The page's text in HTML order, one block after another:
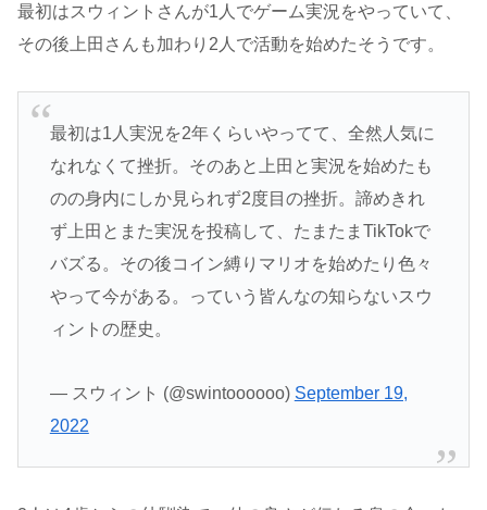
最初はスウィントさんが1人でゲーム実況をやっていて、
その後上田さんも加わり2人で活動を始めたそうです。
最初は1人実況を2年くらいやってて、全然人気に
なれなくて挫折。そのあと上田と実況を始めたも
のの身内にしか見られず2度目の挫折。諦めきれ
ず上田とまた実況を投稿して、たまたまTikTokで
バズる。その後コイン縛りマリオを始めたり色々
やって今がある。っていう皆んなの知らないスウ
ィントの歴史。
— スウィント (@swintoooooo) September 19,
2022